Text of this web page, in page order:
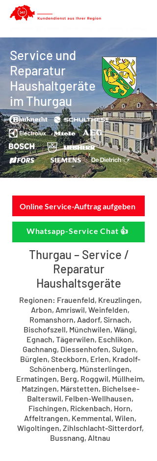
Service und
Reparatur
Haushaltgeräte
im Thurgau
Online Service-Auftrag aufgeben
Whatsapp-Service Chat 👍
Thurgau – Service /
Reparatur
Haushaltsgeräte
Regionen: Frauenfeld, Kreuzlingen,
Arbon, Amriswil, Weinfelden,
Romanshorn, Aadorf, Sirnach,
Bischofszell, Münchwilen, Wängi,
Egnach, Tägerwilen, Eschlikon,
Gachnang, Diessenhofen, Sulgen,
Bürglen, Steckborn, Erlen, Kradolf-
Schönenberg, Münsterlingen,
Ermatingen, Berg, Roggwil, Müllheim,
Matzingen, Märstetten, Bichelsee-
Balterswil, Felben-Wellhausen,
Fischingen, Rickenbach, Horn,
Affeltrangen, Kemmental, Wilen,
Wigoltingen, Zihlschlacht-Sitterdorf,
Bussnang, Altnau